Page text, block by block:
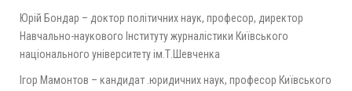
Юрій Бондар – доктор політичних наук, професор, директор
Навчально-наукового Інституту журналістики Київського
національного університету ім.Т.Шевченка
Ігор Мамонтов – кандидат .юридичних наук, професор Київського